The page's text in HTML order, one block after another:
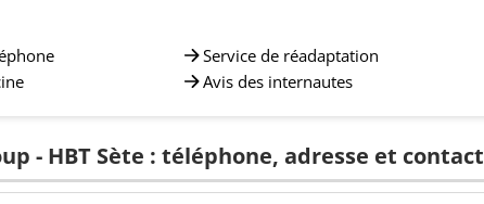
Service de réadaptation
Avis des internautes
- HBT Sète : téléphone, adresse et contact